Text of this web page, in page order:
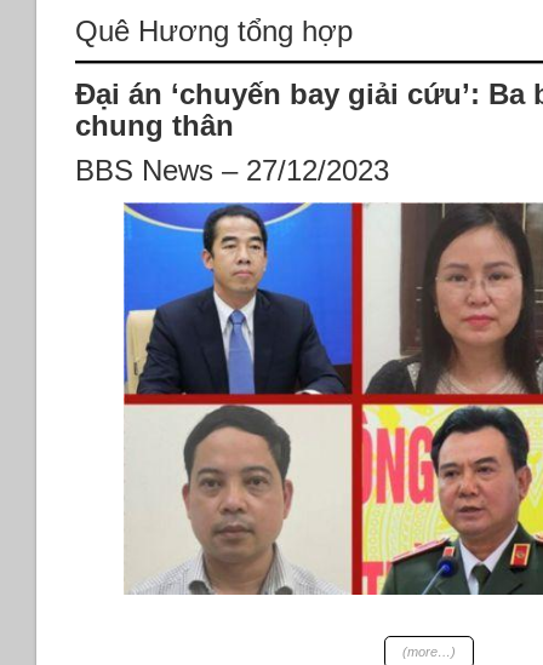
Quê Hương tổng hợp
Đại án ‘chuyến bay giải cứu’:
chung thân
BBS News – 27/12/2023
(more…)